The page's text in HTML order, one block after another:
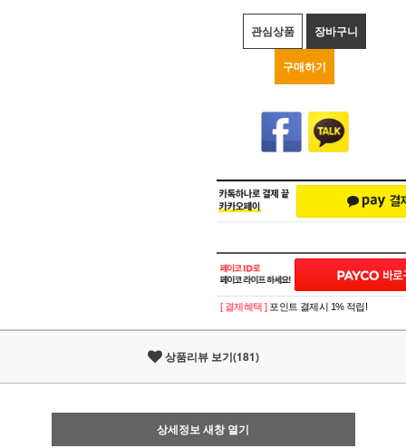
관심상품 장바구니
구매하기
[ 결제혜택 ] 포인트 결제시 1% 적립!
상품리뷰 보기(181)
상세정보 새창 열기